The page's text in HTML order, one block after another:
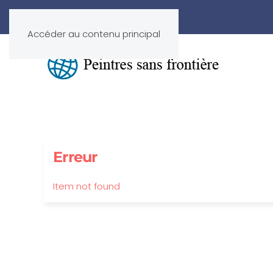
Accéder au contenu principal
Erreur
Item not found